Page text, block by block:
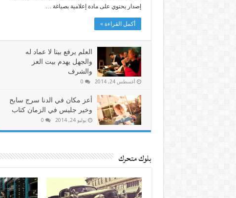
إصدار يحتوي على مادة إعلامية بصياغة …
أكمل القراءة »
العلم يرفع بيتا لا عماد له
والجهل يهدم بيت العز
والشرف
أغسطس 24, 2014 0
أعز مكان في الدنا سرج سابح
وخير جليس في الزمان كتاب
يوليو 24, 2014 0
بلوك متحرك